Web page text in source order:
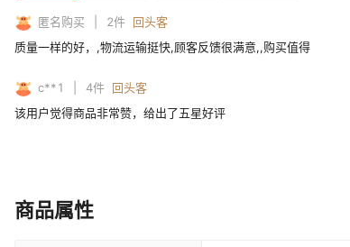
匿名购买 2件 回头客
质量一样的好，,物流运输挺快,顾客反馈很满意,,购买值得
c**1 4件 回头客
该用户觉得商品非常赞，给出了五星好评
商品属性